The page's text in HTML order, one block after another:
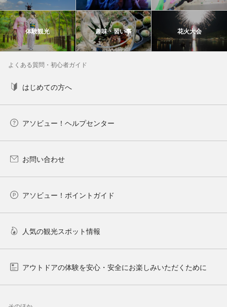
体験観光 趣味・習い事 花火大会
よくある質問・初心者ガイド
はじめての方へ
アソビュー！ヘルプセンター
お問い合わせ
アソビュー！ポイントガイド
人気の観光スポット情報
アウトドアの体験を安心・安全にお楽しみいただくために